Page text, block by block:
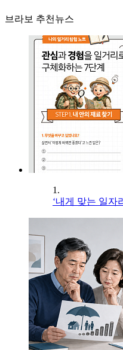
브라보 추천뉴스
1.
‘내게 맞는 일자